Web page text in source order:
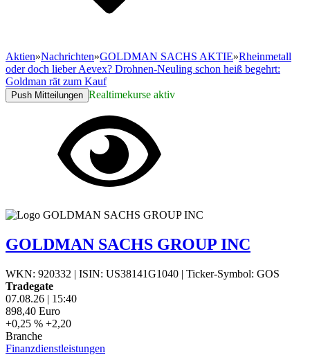
Aktien»Nachrichten»GOLDMAN SACHS AKTIE»Rheinmetall
oder doch lieber Aevex? Drohnen-Neuling schon heiß begehrt:
Goldman rät zum Kauf
Push Mitteilungen Realtimekurse aktiv
GOLDMAN SACHS GROUP INC
WKN: 920332 | ISIN: US38141G1040 | Ticker-Symbol: GOS
Tradegate
07.08.26 | 15:40
898,40 Euro
+0,25 % +2,20
Branche
Finanzdienstleistungen